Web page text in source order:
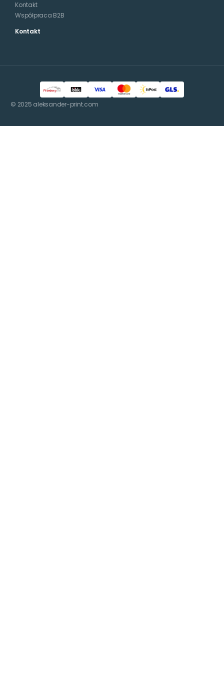
Kontakt
Współpraca B2B
Kontakt
© 2025 aleksander-print.com